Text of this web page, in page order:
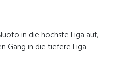
in die höchste Liga auf,
Gang in die tiefere Liga